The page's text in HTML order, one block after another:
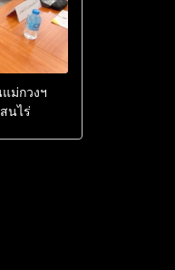
ม่กวงฯ
นไร่